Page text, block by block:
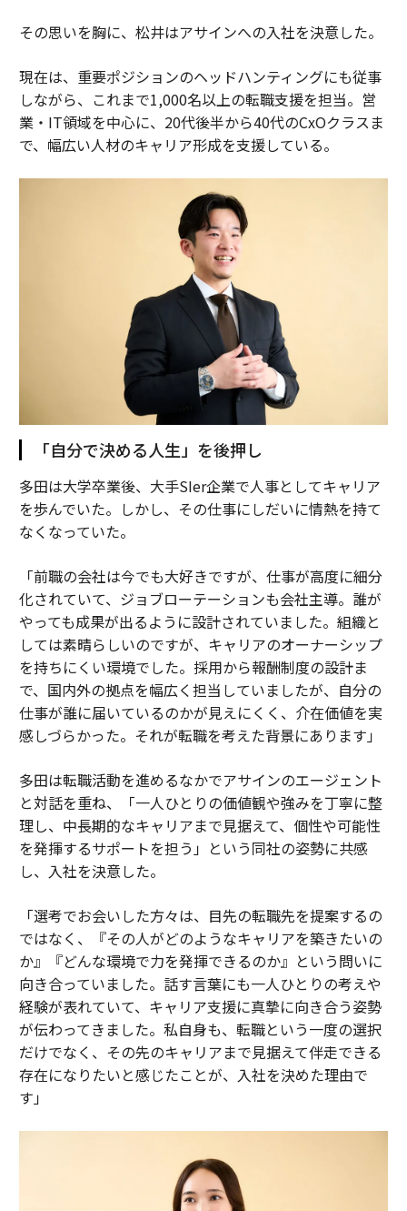
その思いを胸に、松井はアサインへの入社を決意した。
現在は、重要ポジションのヘッドハンティングにも従事
しながら、これまで1,000名以上の転職支援を担当。営
業・IT領域を中心に、20代後半から40代のCxOクラスま
で、幅広い人材のキャリア形成を支援している。
「自分で決める人生」を後押し
多田は大学卒業後、大手SIer企業で人事としてキャリア
を歩んでいた。しかし、その仕事にしだいに情熱を持て
なくなっていた。
「前職の会社は今でも大好きですが、仕事が高度に細分
化されていて、ジョブローテーションも会社主導。誰が
やっても成果が出るように設計されていました。組織と
しては素晴らしいのですが、キャリアのオーナーシップ
を持ちにくい環境でした。採用から報酬制度の設計ま
で、国内外の拠点を幅広く担当していましたが、自分の
仕事が誰に届いているのかが見えにくく、介在価値を実
感しづらかった。それが転職を考えた背景にあります」
多田は転職活動を進めるなかでアサインのエージェント
と対話を重ね、「一人ひとりの価値観や強みを丁寧に整
理し、中長期的なキャリアまで見据えて、個性や可能性
を発揮するサポートを担う」という同社の姿勢に共感
し、入社を決意した。
「選考でお会いした方々は、目先の転職先を提案するの
ではなく、『その人がどのようなキャリアを築きたいの
か』『どんな環境で力を発揮できるのか』という問いに
向き合っていました。話す言葉にも一人ひとりの考えや
経験が表れていて、キャリア支援に真摯に向き合う姿勢
が伝わってきました。私自身も、転職という一度の選択
だけでなく、その先のキャリアまで見据えて伴走できる
存在になりたいと感じたことが、入社を決めた理由で
す」